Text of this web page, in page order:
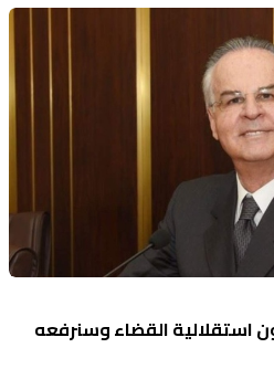
استقلالية القضاء وسنرفعه